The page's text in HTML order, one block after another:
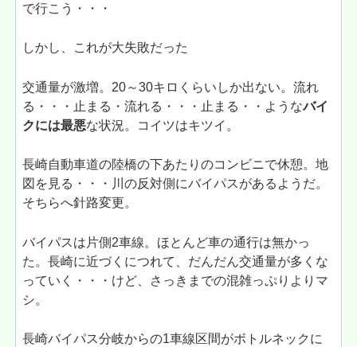
で行こう・・・
しかし、これが大失敗だった
交通量が激増。20～30キロくらいしか出ない。流れ
る・・・止まる・流れる・・・止まる・・ようなバイ
クには最悪な状況。コイツはキツイ。
長崎自動車道の陸橋の下あたりのコンビニで休憩。地
図を見る・・・川の反対側にバイパスがあるようだ。
そちらへ針路変更。
バイパスは片側2車線。ほとんど車の通行は無かっ
た。長崎に近づくにつれて、だんだん交通量が多くな
っていく・・・けど、さっきまでの混雑っぷりよりマ
シ。
長崎バイパス分岐からの1車線区間がボトルネックに